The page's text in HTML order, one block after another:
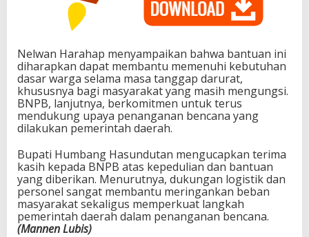
Nelwan Harahap menyampaikan bahwa bantuan ini
diharapkan dapat membantu memenuhi kebutuhan
dasar warga selama masa tanggap darurat,
khususnya bagi masyarakat yang masih mengungsi.
BNPB, lanjutnya, berkomitmen untuk terus
mendukung upaya penanganan bencana yang
dilakukan pemerintah daerah.
Bupati Humbang Hasundutan mengucapkan terima
kasih kepada BNPB atas kepedulian dan bantuan
yang diberikan. Menurutnya, dukungan logistik dan
personel sangat membantu meringankan beban
masyarakat sekaligus memperkuat langkah
pemerintah daerah dalam penanganan bencana.
(Mannen Lubis)